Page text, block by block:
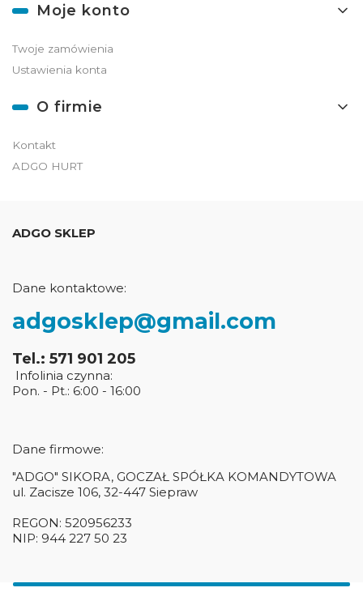
Moje konto
Twoje zamówienia
Ustawienia konta
O firmie
Kontakt
ADGO HURT
ADGO SKLEP
Dane kontaktowe:
adgosklep@gmail.com
Tel.: 571 901 205
Infolinia czynna:
Pon. - Pt.: 6:00 - 16:00
Dane firmowe:
"ADGO" SIKORA, GOCZAŁ SPÓŁKA KOMANDYTOWA
ul. Zacisze 106, 32-447 Siepraw
REGON: 520956233
NIP: 944 227 50 23